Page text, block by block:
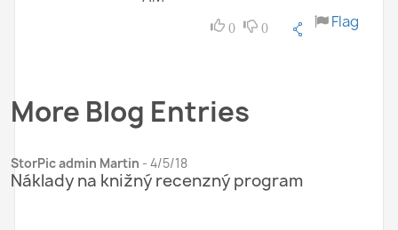
0 0 Flag
More Blog Entries
StorPic admin Martin - 4/5/18
Náklady na knižný recenzný program